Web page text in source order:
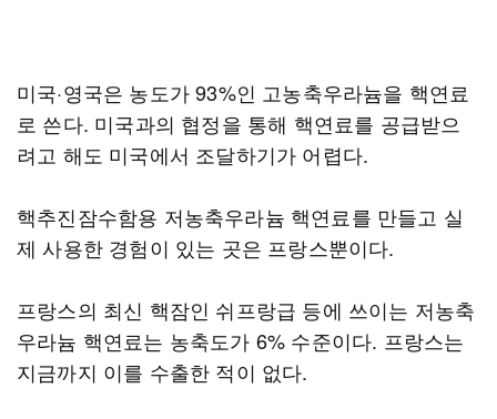
미국·영국은 농도가 93%인 고농축우라늄을 핵연료
로 쓴다. 미국과의 협정을 통해 핵연료를 공급받으
려고 해도 미국에서 조달하기가 어렵다.
핵추진잠수함용 저농축우라늄 핵연료를 만들고 실
제 사용한 경험이 있는 곳은 프랑스뿐이다.
프랑스의 최신 핵잠인 쉬프랑급 등에 쓰이는 저농축
우라늄 핵연료는 농축도가 6% 수준이다. 프랑스는
지금까지 이를 수출한 적이 없다.